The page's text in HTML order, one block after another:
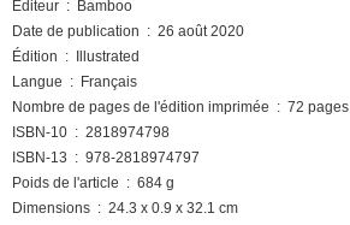
Éditeur ‏ : ‎ Bamboo
Date de publication ‏ : ‎ 26 août 2020
Édition ‏ : ‎ Illustrated
Langue ‏ : ‎ Français
Nombre de pages de l'édition imprimée ‏ : ‎ 72 pages
ISBN-10 ‏ : ‎ 2818974798
ISBN-13 ‏ : ‎ 978-2818974797
Poids de l'article ‏ : ‎ 684 g
Dimensions ‏ : ‎ 24.3 x 0.9 x 32.1 cm